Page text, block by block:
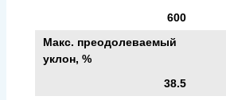
600
Макс. преодолеваемый
уклон, %
38.5